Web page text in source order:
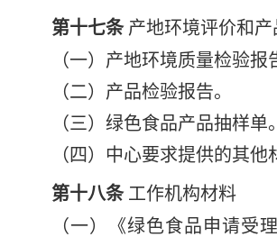
第十七条 产地环境评价和产
（一）产地环境质量检验报
（二）产品检验报告。
（三）绿色食品产品抽样单。
（四）中心要求提供的其他
第十八条 工作机构材料
（一）《绿色食品申请受